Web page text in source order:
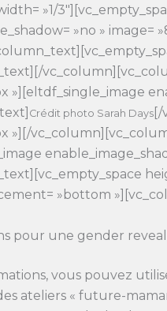
»1/
»no » image=
»][eltdf_single_image
Crédit photo Sarah Days [/
»][/
»bottom
pour une gender
vous pouvez
ateliers « future-